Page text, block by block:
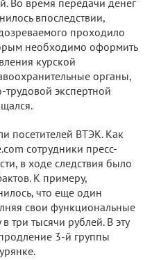
впоследствии,
проходило
необходимо оформить
курской
органы,
экспертной
посетителей ВТЭК. Как
сотрудники пресс-
в ходе следствия было
К примеру,
что еще один
свои функциональные
три тысячи рублей. В эту
3-й группы